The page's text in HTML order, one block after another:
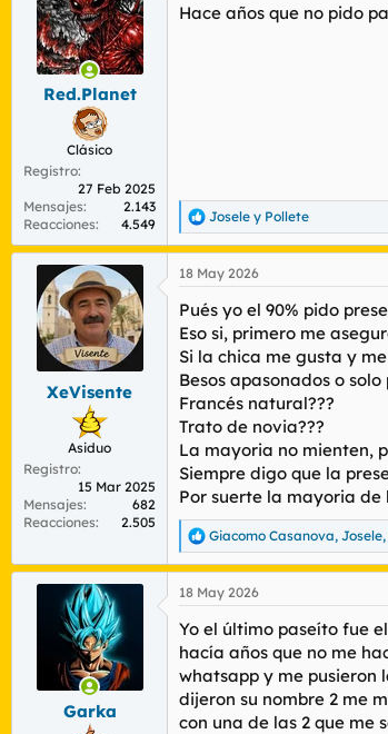
Red.Planet
Clásico
Registro
27 Feb 2025
Mensajes
2.143
Reacciones
4.549
Hace años que no pido
R
e
a
c
i
o
n
e
s
:
Josele y Pollete
XeVisente
Asiduo
Registro
15 Mar 2025
Mensajes
682
Reacciones
2.505
18 May 2026
Pués yo el 90% pido
Eso si, primero me
Si la chica me gusta y
Besos apasonados o solo
Francés natural???
Trato de novia???
La mayoria no mienten,
Siempre digo que la
Por suerte la mayoria de
R
e
a
c
i
o
n
e
s
:
Giacomo Casanova, Josele,
Garka
18 May 2026
Yo el último paseíto fue
hacía años que no me
whatsapp y me pusieron
dijeron su nombre 2 me
con una de las 2 que me